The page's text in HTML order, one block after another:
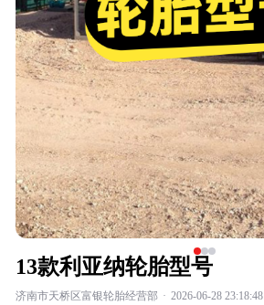
13款利亚纳轮胎型号
济南市天桥区富银轮胎经营部 · 2026-06-28 23:18:48